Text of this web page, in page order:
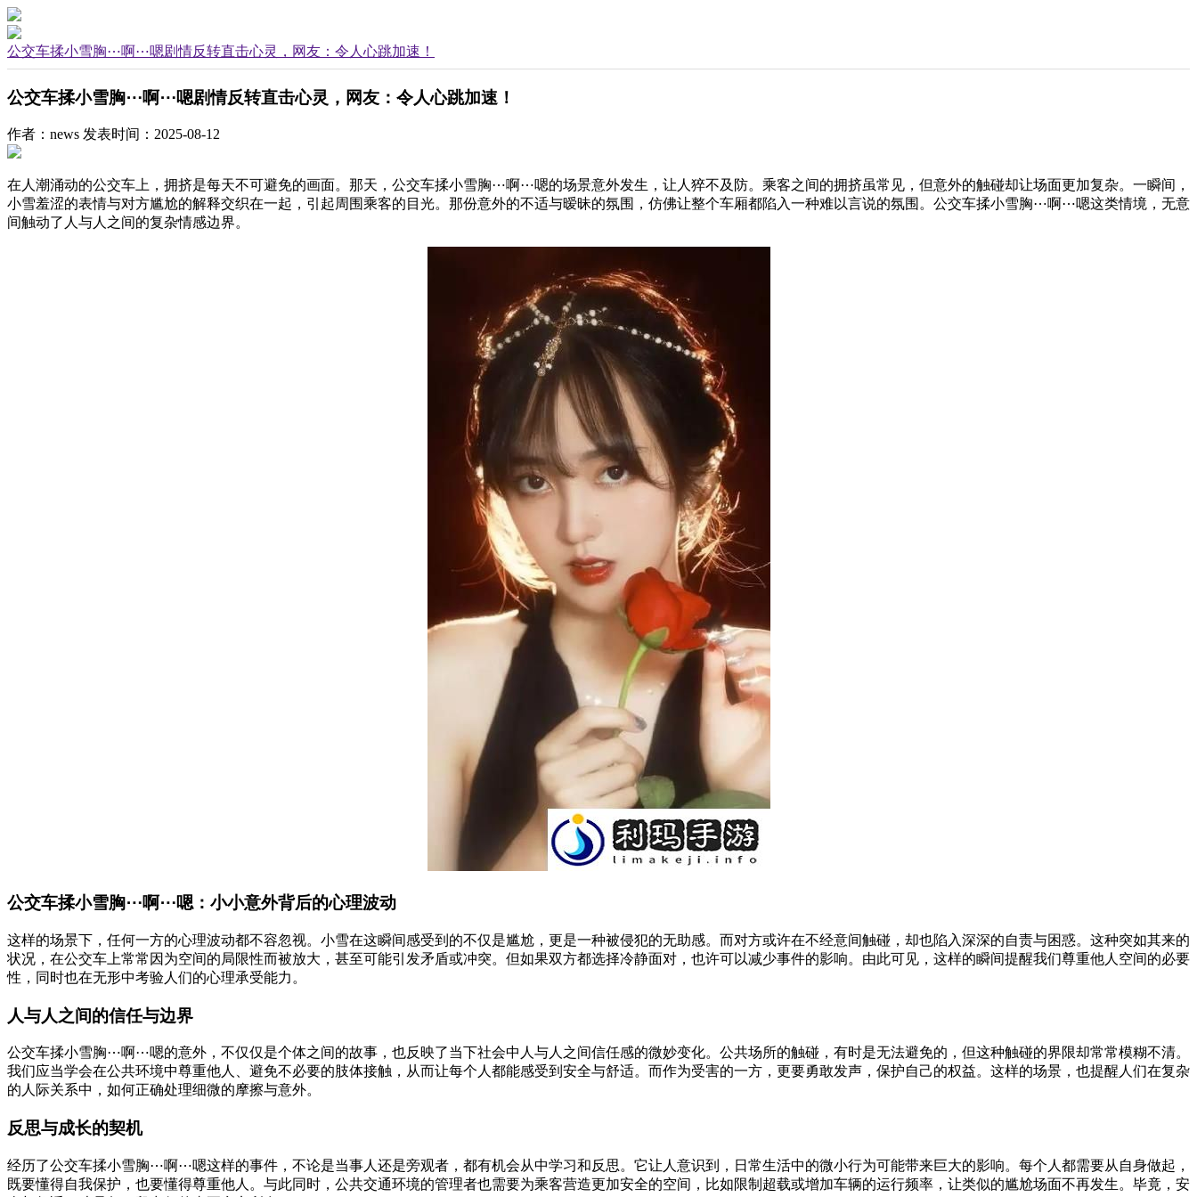
公交车揉小雪胸⋯啊⋯嗯剧情反转直击心灵，网友：令人心跳加速！
公交车揉小雪胸⋯啊⋯嗯剧情反转直击心灵，网友：令人心跳加速！
作者：news 发表时间：2025-08-12
在人潮涌动的公交车上，拥挤是每天不可避免的画面。那天，公交车揉小雪胸⋯啊⋯嗯的场景意外发生，让人猝不及防。乘客之间的拥挤虽常见，但意外的触碰却让场面更加复杂。一瞬间，
小雪羞涩的表情与对方尴尬的解释交织在一起，引起周围乘客的目光。那份意外的不适与暧昧的氛围，仿佛让整个车厢都陷入一种难以言说的氛围。公交车揉小雪胸⋯啊⋯嗯这类情境，无意
间触动了人与人之间的复杂情感边界。
公交车揉小雪胸⋯啊⋯嗯：小小意外背后的心理波动
这样的场景下，任何一方的心理波动都不容忽视。小雪在这瞬间感受到的不仅是尴尬，更是一种被侵犯的无助感。而对方或许在不经意间触碰，却也陷入深深的自责与困惑。这种突如其来的
状况，在公交车上常常因为空间的局限性而被放大，甚至可能引发矛盾或冲突。但如果双方都选择冷静面对，也许可以减少事件的影响。由此可见，这样的瞬间提醒我们尊重他人空间的必要
性，同时也在无形中考验人们的心理承受能力。
人与人之间的信任与边界
公交车揉小雪胸⋯啊⋯嗯的意外，不仅仅是个体之间的故事，也反映了当下社会中人与人之间信任感的微妙变化。公共场所的触碰，有时是无法避免的，但这种触碰的界限却常常模糊不清。
我们应当学会在公共环境中尊重他人、避免不必要的肢体接触，从而让每个人都能感受到安全与舒适。而作为受害的一方，更要勇敢发声，保护自己的权益。这样的场景，也提醒人们在复杂
的人际关系中，如何正确处理细微的摩擦与意外。
反思与成长的契机
经历了公交车揉小雪胸⋯啊⋯嗯这样的事件，不论是当事人还是旁观者，都有机会从中学习和反思。它让人意识到，日常生活中的微小行为可能带来巨大的影响。每个人都需要从自身做起，
既要懂得自我保护，也要懂得尊重他人。与此同时，公共交通环境的管理者也需要为乘客营造更加安全的空间，比如限制超载或增加车辆的运行频率，让类似的尴尬场面不再发生。毕竟，安